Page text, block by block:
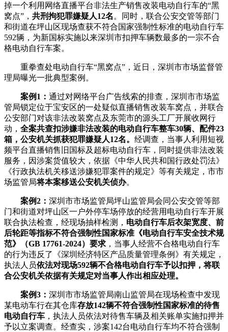
掉一个利用网络直播平台非法生产销售改装电动自行车的“黑
窝点”， 共刑拘犯罪嫌疑人12名 。同时，联合公安交管等部门
和街道在坪山区现场查获不符合国家强制性标准的电动自行车
592辆，为新国标实施以来深圳市扣押车辆数最多的一宗不合
格电动自行车案。
重拳查处电动自行车“黑窝点”，近日，深圳市市场监督管
理局曝光一批典型案例。
案例1： 通过对网络平台广告线索的排查，深圳市市场监
管局锁定位于宝安区的一处疑似直播销售改装车窝点，并联合
公安部门对该非法改装窝点及东莞市的源头工厂开展收网行
动， 全案共查扣涉嫌非法改装的电动自行车整车30辆、配件23
箱，公安机关抓获犯罪嫌疑人12名。 经调查，当事人利用短视
频平台直播销售旧国标及超标电动自行车，同时提供非法改装
服务，因涉案货值较大，依据《中华人民共和国行政处罚法》
《行政执法机关移送涉嫌犯罪案件的规定》等有关规定，市市
场监管局将本案移送公安机关侦办。
案例2： 深圳市市场监管局坪山监管局会同公安交管等部
门和街道对坪山区一户外停车场停放的经营用电动自行车开展
联合执法检查，经现场抽样检测， 电动自行车后衣架宽度、前
后轮距等指标不符合强制性国家标准《电动自行车安全技术规
范》（GB 17761-2024）要求 ，当事人经营不合格电动自行车
的行为违反了《深圳经济特区产品质量管理条例》有关规定，
执法人员依法对现场592辆不合格电动自行车予以扣押，将联
合公安机关依据有关规定对当事人作出相应处理。
案例3： 深圳市市场监管局南山监管局在现场检查中发现
某电动车行在其仓库存放142辆不符合强制性国家标准的待售
电动自行车 ，执法人员依法对待售车辆及相关账单实施扣押并
予以立案调查。经查实，涉案142台电动自行车均不符合强制